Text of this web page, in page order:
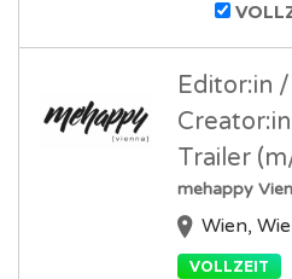
Editor:in
Trailer
mehappy
Wien,
VOLLZEIT